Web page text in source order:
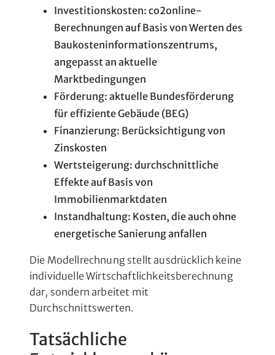
Investitionskosten: co2online-
Berechnungen auf Basis von Werten des
Baukosteninformationszentrums,
angepasst an aktuelle
Marktbedingungen
Förderung: aktuelle Bundesförderung
für effiziente Gebäude (BEG)
Finanzierung: Berücksichtigung von
Zinskosten
Wertsteigerung: durchschnittliche
Effekte auf Basis von
Immobilienmarktdaten
Instandhaltung: Kosten, die auch ohne
energetische Sanierung anfallen
Die Modellrechnung stellt ausdrücklich keine
individuelle Wirtschaftlichkeitsberechnung
dar, sondern arbeitet mit
Durchschnittswerten.
Tatsächliche